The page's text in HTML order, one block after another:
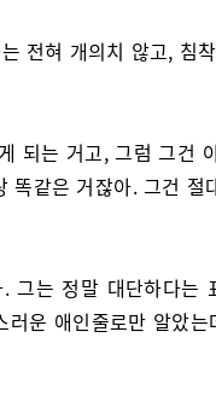
전혀 개의치 않고, 침
되는 거고, 그럼 그건
똑같은 거잖아. 그건 절
그는 정말 대단하다는
운 애인줄로만 알았